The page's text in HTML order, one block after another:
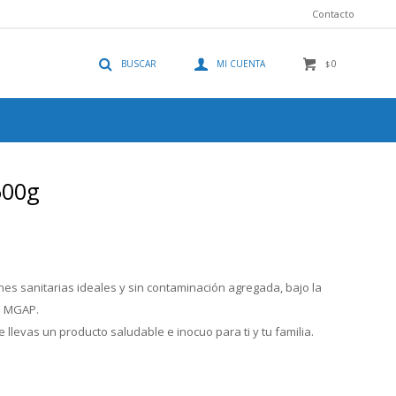
$0
Contacto
sanitarias ideales y sin contaminación agregada, bajo la
llevas un producto saludable e inocuo para ti y tu familia.